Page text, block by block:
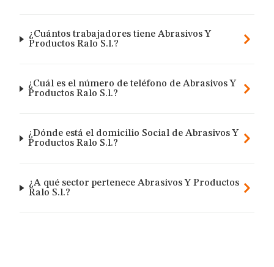
¿Cuántos trabajadores tiene Abrasivos Y
Productos Ralo S.l.?
¿Cuál es el número de teléfono de Abrasivos Y
Productos Ralo S.l.?
¿Dónde está el domicilio Social de Abrasivos Y
Productos Ralo S.l.?
¿A qué sector pertenece Abrasivos Y Productos
Ralo S.l.?